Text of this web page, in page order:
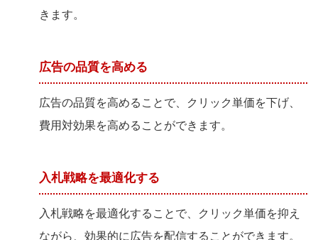
きます。
広告の品質を高める
広告の品質を高めることで、クリック単価を下げ、
費用対効果を高めることができます。
入札戦略を最適化する
入札戦略を最適化することで、クリック単価を抑え
ながら、効果的に広告を配信することができます。